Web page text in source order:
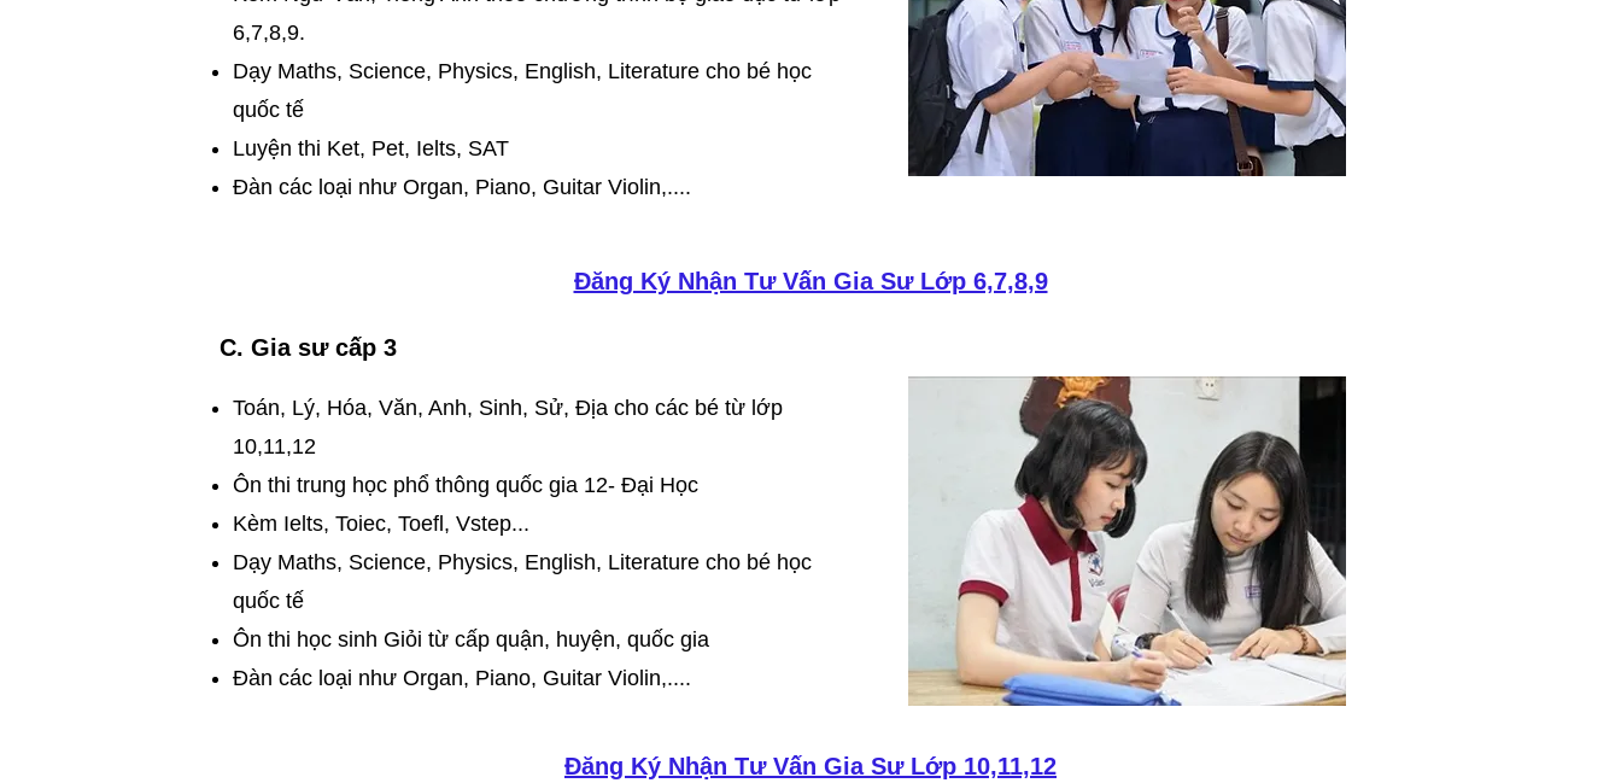
6,7,8,9.
Dạy Maths, Science, Physics, English, Literature cho bé học
quốc tế
​Luyện thi Ket, Pet, Ielts, SAT
​Đàn các loại như Organ, Piano, Guitar Violin,....
Đăng Ký Nhận Tư Vấn Gia Sư Lớp 6,7,8,9
C. Gia sư cấp 3
Toán, Lý, Hóa, Văn, Anh, Sinh, Sử, Địa cho các bé từ lớp
10,11,12
Ôn thi trung học phổ thông quốc gia 12- Đại Học
Kèm Ielts, Toiec, Toefl, Vstep...
Dạy Maths, Science, Physics, English, Literature cho bé học
quốc tế
​Ôn thi học sinh Giỏi từ cấp quận, huyện, quốc gia
​Đàn các loại như Organ, Piano, Guitar Violin,....
Đăng Ký Nhận Tư Vấn Gia Sư Lớp 10,11,12